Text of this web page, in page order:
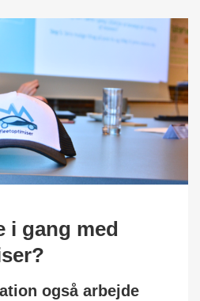
i gang med
også arbejde